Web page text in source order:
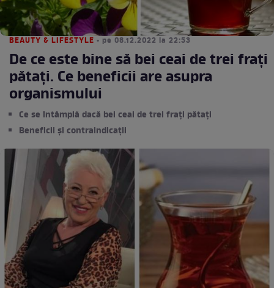
BEAUTY & LIFESTYLE • pe 08.12.2022 la 22:53
De ce este bine să bei ceai de trei frați
pătați. Ce beneficii are asupra
organismului
Ce se întâmplă dacă bei ceai de trei frați pătați
Beneficii și contraindicații